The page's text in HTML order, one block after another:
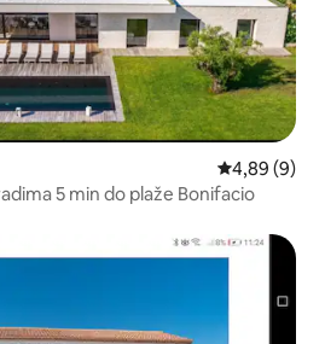
Prosječna
4,89 (9)
5 min do plaže Bonifacio